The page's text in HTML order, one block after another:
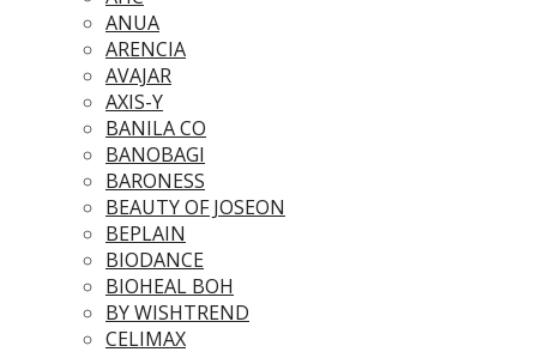
ANUA
ARENCIA
AVAJAR
AXIS-Y
BANILA CO
BANOBAGI
BARONESS
BEAUTY OF JOSEON
BEPLAIN
BIODANCE
BIOHEAL BOH
BY WISHTREND
CELIMAX